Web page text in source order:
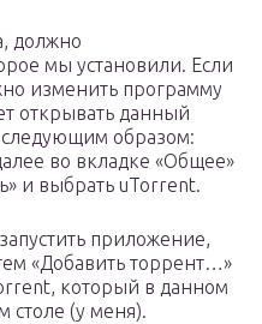
должно
мы установили. Если
изменить программу
открывать данный
образом:
во вкладке «Общее»
и выбрать uTorrent.
приложение,
«Добавить торрент…»
который в данном
столе (у меня).